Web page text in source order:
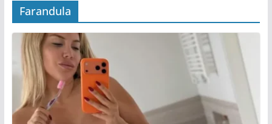
Farandula